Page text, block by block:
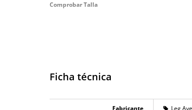
Comprobar Talla
Ficha técnica